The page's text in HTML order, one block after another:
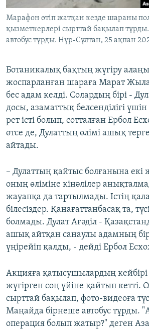
Марафон өтіп жатқан кезде шараны
қызметкерлері сырттай бақылап
автобус тұрды. Нұр-Сұлтан, 25 ақпан
Ботаникалық бақтың жүгіру
жоспарланған шараға Марат
бес адам келді. Солардың бірі -
досы, азаматтық белсенділігі
рет істі болып, сотталған Ербол
өтсе де, Дулаттың өлімі ашық
айтады.
– Дулаттың қайтыс болғанына екі
оның өліміне кінәлілер
жауапқа да тартылмады. Істің
білесіздер. Қанағаттанбасақ та,
болмады. Дулат Ағәділ -
ашық айтқан санаулы адамның
үңірейіп қалды, - дейді Ербол
Акцияға қатысушылардың кейбірі
жүгірген соң үйіне қайтып кетті.
сырттай бақылап, фото-видеоға
Маңайда бірнеше автобус тұрды.
операция болып жатыр?" деген